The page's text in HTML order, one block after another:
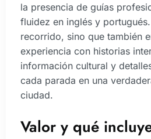
la presencia de guías
fluidez en inglés y
recorrido, sino que también
experiencia con historias
información cultural y
cada parada en una
ciudad.
Valor y qué